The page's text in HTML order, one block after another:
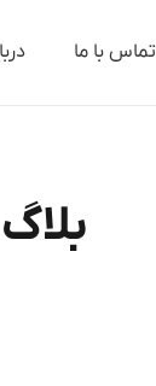
تماس با ما
بلاگ